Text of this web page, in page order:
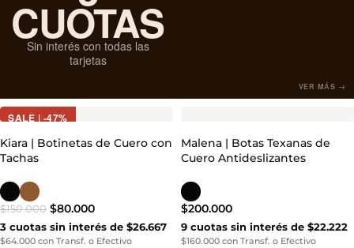
CUOTAS
Sin interés con todas las
tarjetas
VER MÁS →
SALE | -47%
Kiara | Botinetas de Cuero con
Tachas
$150.000 $80.000
3 cuotas sin interés de $26.667
$64.000 con Transf. o Efectivo
Malena | Botas Texanas de
Cuero Antideslizantes
$200.000
9 cuotas sin interés de $22.222
$160.000 con Transf. o Efectivo